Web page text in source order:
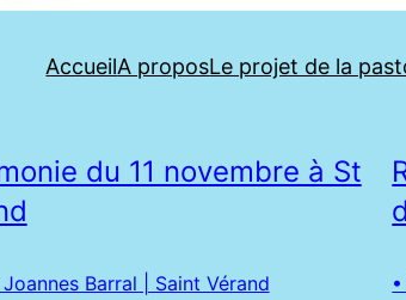
AccueilA proposLe projet de la
du 11 novembre à St
Barral | Saint Vérand